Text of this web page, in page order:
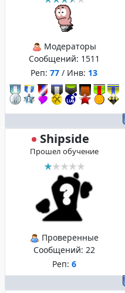
Модераторы
Сообщений: 1511
Реп: 77 / Инв: 13
Shipside
Прошел обучение
Проверенные
Сообщений: 22
Реп: 6